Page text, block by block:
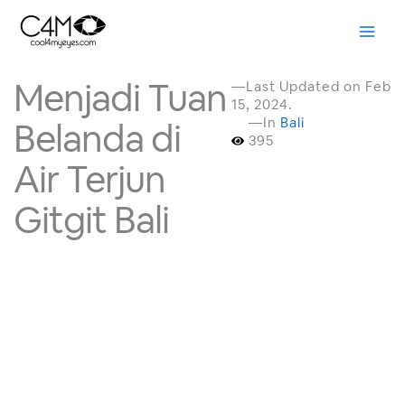
content
Menjadi Tuan
Belanda di
Air Terjun
Gitgit Bali
—Last Updated on Feb
15, 2024.
—In Bali
395